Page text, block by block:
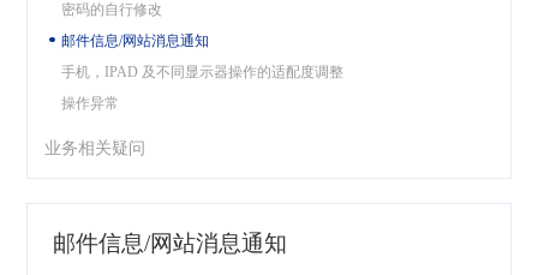
密码的自行修改
邮件信息/网站消息通知
手机，IPAD 及不同显示器操作的适配度调整
操作异常
业务相关疑问
邮件信息/网站消息通知